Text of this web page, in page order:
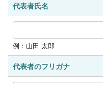
代表者氏名
例：山田 太郎
代表者のフリガナ